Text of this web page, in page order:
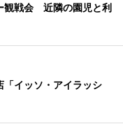
観戦会 近隣の園児と利
「イッソ・アイラッシ